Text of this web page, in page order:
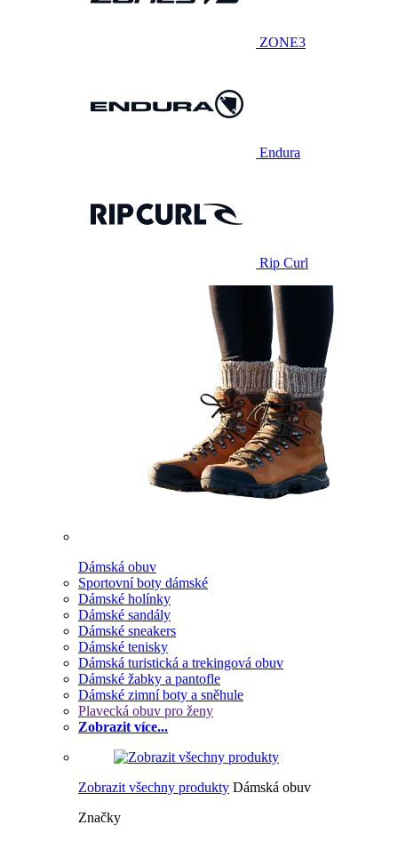
ZONE3
Endura
Rip Curl
Dámská obuv
Sportovní boty dámské
Dámské holínky
Dámské sandály
Dámské sneakers
Dámské tenisky
Dámská turistická a trekingová obuv
Dámské žabky a pantofle
Dámské zimní boty a sněhule
Plavecká obuv pro ženy
Zobrazit více...
Zobrazit všechny produkty Dámská obuv
Značky